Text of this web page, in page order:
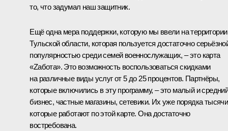
то, что задумал наш защитник.
Ещё одна мера поддержки, которую мы ввели на территории
Тульской области, которая пользуется достаточно
популярностью среди семей военнослужащих, – это карта
«Zабота». Это возможность воспользоваться скидками
на различные виды услуг от 5 до 25 процентов. Партнёры,
которые включились в эту программу, – это малый и
бизнес, частные магазины, сетевики. Их уже порядка
которые работают по этой карте. Она достаточно
востребована.